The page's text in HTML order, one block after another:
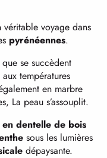
véritable voyage dans
pyrénéennes.
se succèdent
températures
en marbre
La peau s’assouplit.
dentelle de bois
sous les lumières
dépaysante.